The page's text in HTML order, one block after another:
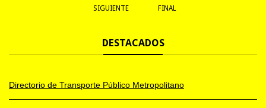
SIGUIENTE FINAL
DESTACADOS
Directorio de Transporte Público Metropolitano